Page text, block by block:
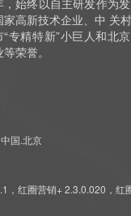
，始终以自主研发作为
家高新技术企业、中 关
“专精特新”小巨人和北
等荣誉。
国.北京
红圈营销+ 2.3.0.020，红